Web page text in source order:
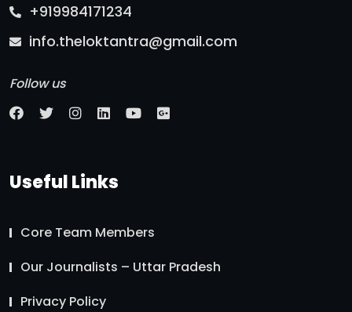
+919984171234
info.theloktantra@gmail.com
Follow us
Useful Links
Core Team Members
Our Journalists – Uttar Pradesh
Privacy Policy